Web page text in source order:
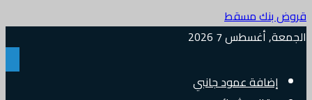
قروض بنك مسقط
الجمعة, أغسطس 7 2026
إضافة عمود جانبي